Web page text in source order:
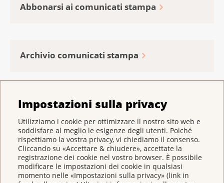
Impostazioni sulla privacy
Utilizziamo i cookie per ottimizzare il nostro sito web e
soddisfare al meglio le esigenze degli utenti. Poiché
rispettiamo la vostra privacy, vi chiediamo il consenso.
Cliccando su «Accettare & chiudere», accettate la
registrazione dei cookie nel vostro browser. È possibile
modificare le impostazioni dei cookie in qualsiasi
momento nelle «Impostazioni sulla privacy» (link in
Abbonarsi ai comunicati stampa
Archivio comunicati stampa
Inserzioni riempitive
Mediateca